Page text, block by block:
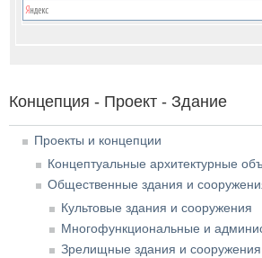
Концепция - Проект - Здание
Проекты и концепции
Концептуальные архитектурные
Общественные здания и
Культовые здания и сооружения
Многофункциональные и
Зрелищные здания и сооружения